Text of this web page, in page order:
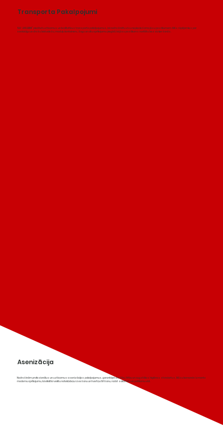
Transporta Pakalpojumi
SIA “JAKUBINI” piedāvā uzticamus un kvalitatīvus transporta pakalpojumus, lai nodrošinātu visu nepieciešamo jūsu pasākumam. Mēs rūpējamies par
savlaicīgu un drošu biotualešu, moduļu konteineru, žogu un citu aprīkojumu piegādi, lai jūsu pasākums noritētu bez aizķeršanās.
Nodrošinām profesionālus un uzticamus asenizācijas pakalpojumus, garantējot drošību, tīrību un augstākos higiēnas standartus. Mūsu komanda izmanto
modernu aprīkojumu, lai efektīvi veiktu notekūdeņu izvešanu un tvertņu tīrīšanu, radot sakārtotu un patīkamu vidi.
Asenizācija